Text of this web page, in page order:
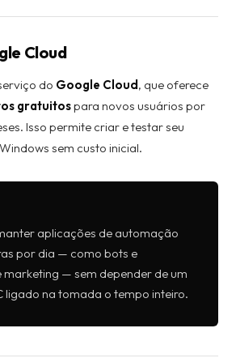
Cloud
do Google Cloud, que oferece
gratuitospara novos usuários por
Isso permite criar e testar seu
sem custo inicial.
aplicações de automação
por dia — como bots e
— sem depender de um
ligado na tomada o tempo inteiro.